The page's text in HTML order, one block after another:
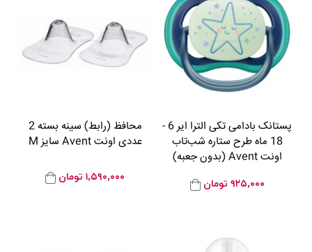
پستانک بادامی تکی الترا ایر 6 -
18 ماه طرح ستاره شب‌تاب
اونت Avent (بدون جعبه)
۹۲۵,۰۰۰ تومان
محافظ (رابط) سینه بسته 2
عددی اونت Avent سایز M
۱,۵۹۰,۰۰۰ تومان